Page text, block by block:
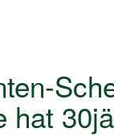
hat